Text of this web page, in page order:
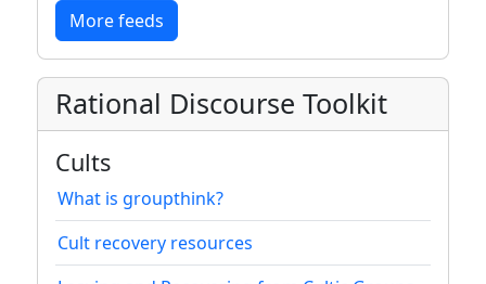
More feeds
Rational Discourse Toolkit
Cults
What is groupthink?
Cult recovery resources